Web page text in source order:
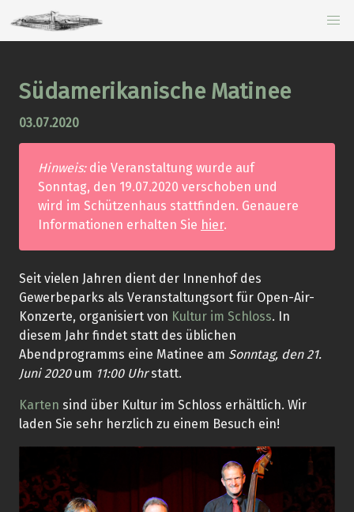
Südamerikanische Matinee
03.07.2020
Hinweis:die Veranstaltung wurde auf
Sonntag, den 19.07.2020 verschoben und
wird im Schützenhaus stattfinden. Genauere
Informationen erhalten Sie hier.
Seit vielen Jahren dient der Innenhof des
Gewerbeparks als Veranstaltungsort für Open-Air-
Konzerte, organisiert von Kultur im Schloss. In
diesem Jahr findet statt des üblichen
Abendprogramms eine Matinee am Sonntag, den 21.
Juni 2020um 11:00 Uhrstatt.
Karten sind über Kultur im Schloss erhältlich. Wir
laden Sie sehr herzlich zu einem Besuch ein!